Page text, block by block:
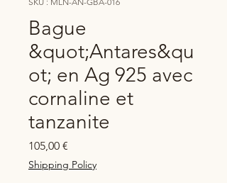
Bague
&quot;Antares&qu
ot; en Ag 925 avec
cornaline et
tanzanite
105,00 €
Shipping Policy